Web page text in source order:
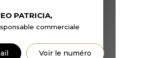
PATRICIA,
commerciale
Voir le numéro